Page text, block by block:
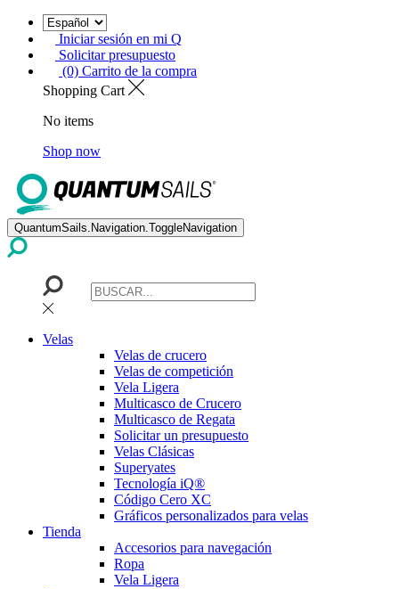
Iniciar sesión en mi Q
Solicitar presupuesto
(0) Carrito de la compra
Shopping Cart
No items
Shop now
QuantumSails.Navigation.ToggleNavigation
Velas
Velas de crucero
Velas de competición
Vela Ligera
Multicasco de Crucero
Multicasco de Regata
Solicitar un presupuesto
Velas Clásicas
Superyates
Tecnología iQ®
Código Cero XC
Gráficos personalizados para velas
Tienda
Accesorios para navegación
Ropa
Vela Ligera